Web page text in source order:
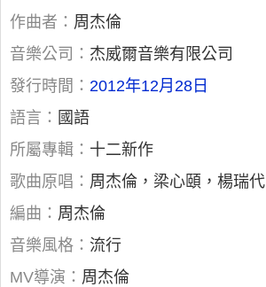
作曲者： 周杰倫
音樂公司： 杰威爾音樂有限公司
發行時間： 2012年12月28日
語言： 國語
所屬專輯： 十二新作
歌曲原唱： 周杰倫，梁心頤，楊瑞代
編曲： 周杰倫
音樂風格： 流行
MV導演： 周杰倫